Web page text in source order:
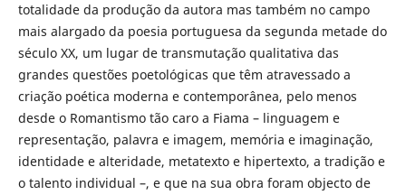
tota­lidade da produção da autora mas também no campo
mais alargado da poesia portuguesa da se­gun­da metade do
século XX, um lugar de transmutação qualitativa das
grandes ques­tões poetológicas que têm atra­ves­sado a
criação poética moderna e contemporânea, pelo menos
desde o Romantismo tão caro a Fiama – linguagem e
representação, palavra e imagem, memória e imaginação,
identidade e alteridade, metatexto e hipertexto, a tradição e
o talento individual –, e que na sua obra foram objecto de